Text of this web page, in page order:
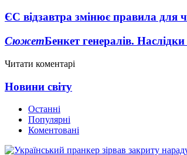
ЄС відзавтра змінює правила для
СюжетБенкет генералів.
Читати коментарі
Новини світу
Останні
Популярні
Коментовані